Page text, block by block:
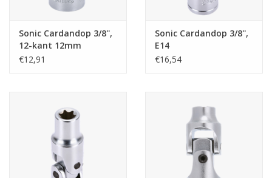
Sonic Cardandop 3/8'',
12-kant 12mm
€12,91
Sonic Cardandop 3/8'',
E14
€16,54